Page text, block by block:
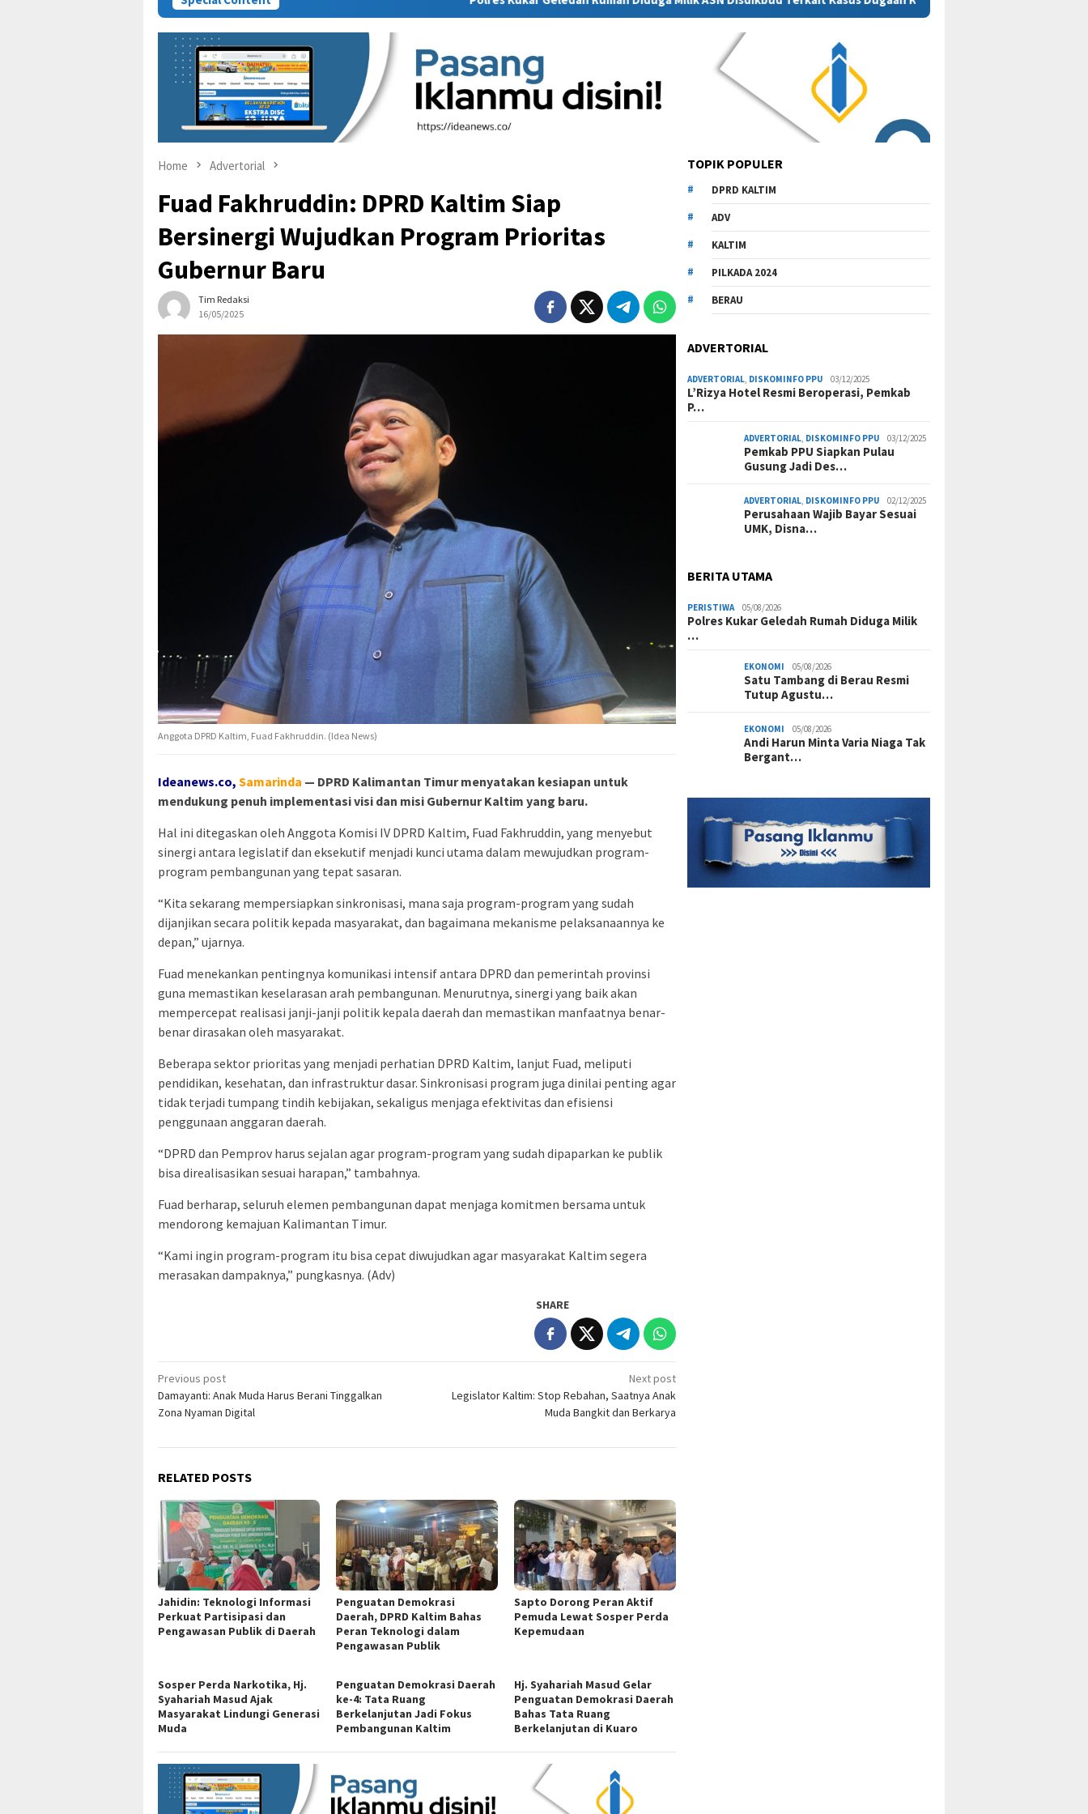
Home Advertorial
Fuad Fakhruddin: DPRD Kaltim Siap
Bersinergi Wujudkan Program Prioritas
Gubernur Baru
Tim Redaksi
16/05/2025
Anggota DPRD Kaltim, Fuad Fakhruddin. (Idea News)
Ideanews.co, Samarinda — DPRD Kalimantan Timur menyatakan kesiapan untuk
mendukung penuh implementasi visi dan misi Gubernur Kaltim yang baru.
Hal ini ditegaskan oleh Anggota Komisi IV DPRD Kaltim, Fuad Fakhruddin, yang menyebut
sinergi antara legislatif dan eksekutif menjadi kunci utama dalam mewujudkan program-
program pembangunan yang tepat sasaran.
“Kita sekarang mempersiapkan sinkronisasi, mana saja program-program yang sudah
dijanjikan secara politik kepada masyarakat, dan bagaimana mekanisme pelaksanaannya ke
depan,” ujarnya.
Fuad menekankan pentingnya komunikasi intensif antara DPRD dan pemerintah provinsi
guna memastikan keselarasan arah pembangunan. Menurutnya, sinergi yang baik akan
mempercepat realisasi janji-janji politik kepala daerah dan memastikan manfaatnya benar-
benar dirasakan oleh masyarakat.
Beberapa sektor prioritas yang menjadi perhatian DPRD Kaltim, lanjut Fuad, meliputi
pendidikan, kesehatan, dan infrastruktur dasar. Sinkronisasi program juga dinilai penting agar
tidak terjadi tumpang tindih kebijakan, sekaligus menjaga efektivitas dan efisiensi
penggunaan anggaran daerah.
“DPRD dan Pemprov harus sejalan agar program-program yang sudah dipaparkan ke publik
bisa direalisasikan sesuai harapan,” tambahnya.
Fuad berharap, seluruh elemen pembangunan dapat menjaga komitmen bersama untuk
mendorong kemajuan Kalimantan Timur.
“Kami ingin program-program itu bisa cepat diwujudkan agar masyarakat Kaltim segera
merasakan dampaknya,” pungkasnya. (Adv)
SHARE
Post
navigation
Previous post
Damayanti: Anak Muda Harus Berani Tinggalkan
Zona Nyaman Digital
Next post
Legislator Kaltim: Stop Rebahan, Saatnya Anak
Muda Bangkit dan Berkarya
RELATED POSTS
Jahidin: Teknologi Informasi
Perkuat Partisipasi dan
Pengawasan Publik di Daerah
Penguatan Demokrasi
Daerah, DPRD Kaltim Bahas
Peran Teknologi dalam
Pengawasan Publik
Sapto Dorong Peran Aktif
Pemuda Lewat Sosper Perda
Kepemudaan
Sosper Perda Narkotika, Hj.
Syahariah Masud Ajak
Masyarakat Lindungi Generasi
Muda
Penguatan Demokrasi Daerah
ke-4: Tata Ruang
Berkelanjutan Jadi Fokus
Pembangunan Kaltim
Hj. Syahariah Masud Gelar
Penguatan Demokrasi Daerah
Bahas Tata Ruang
Berkelanjutan di Kuaro
TOPIK POPULER
DPRD KALTIM
ADV
KALTIM
PILKADA 2024
BERAU
ADVERTORIAL
ADVERTORIAL, DISKOMINFO PPU 03/12/2025
L’Rizya Hotel Resmi Beroperasi, Pemkab
P…
ADVERTORIAL, DISKOMINFO PPU 03/12/2025
Pemkab PPU Siapkan Pulau
Gusung Jadi Des…
ADVERTORIAL, DISKOMINFO PPU 02/12/2025
Perusahaan Wajib Bayar Sesuai
UMK, Disna…
BERITA UTAMA
PERISTIWA 05/08/2026
Polres Kukar Geledah Rumah Diduga Milik
…
EKONOMI 05/08/2026
Satu Tambang di Berau Resmi
Tutup Agustu…
EKONOMI 05/08/2026
Andi Harun Minta Varia Niaga Tak
Bergant…